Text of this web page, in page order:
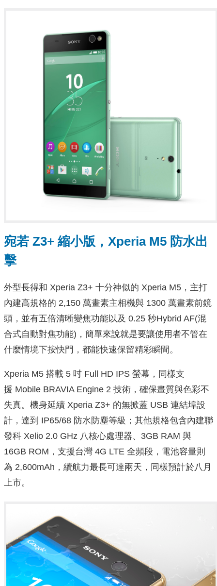
宛若 Z3+ 縮小版，Xperia M5 防水出
擊
外型長得和 Xperia Z3+ 十分神似的 Xperia M5，主打
內建高規格的 2,150 萬畫素主相機與 1300 萬畫素前鏡
頭，並有五倍清晰變焦功能以及 0.25 秒Hybrid AF(混
合式自動對焦功能)，簡單來說就是要讓使用者不管在
什麼情境下按快門，都能快速保留精彩瞬間。
Xperia M5 搭載 5 吋 Full HD IPS 螢幕，同樣支
援 Mobile BRAVIA Engine 2 技術，確保畫質與色彩不
失真。機身延續 Xperia Z3+ 的無掀蓋 USB 連結埠設
計，達到 IP65/68 防水防塵等級；其他規格包含內建聯
發科 Xelio 2.0 GHz 八核心處理器、3GB RAM 與
16GB ROM，支援台灣 4G LTE 全頻段，電池容量則
為 2,600mAh，續航力最長可達兩天，同樣預計於八月
上市。